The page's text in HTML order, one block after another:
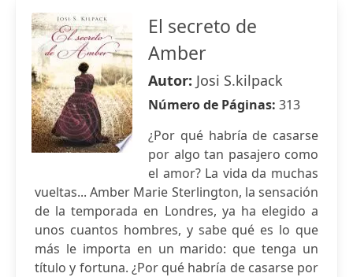
El secreto de
Amber
Autor: Josi S.kilpack
Número de Páginas: 313
¿Por qué habría de casarse
por algo tan pasajero como
el amor? La vida da muchas
vueltas... Amber Marie Sterlington, la sensación
de la temporada en Londres, ya ha elegido a
unos cuantos hombres, y sabe qué es lo que
más le importa en un marido: que tenga un
título y fortuna. ¿Por qué habría de casarse por